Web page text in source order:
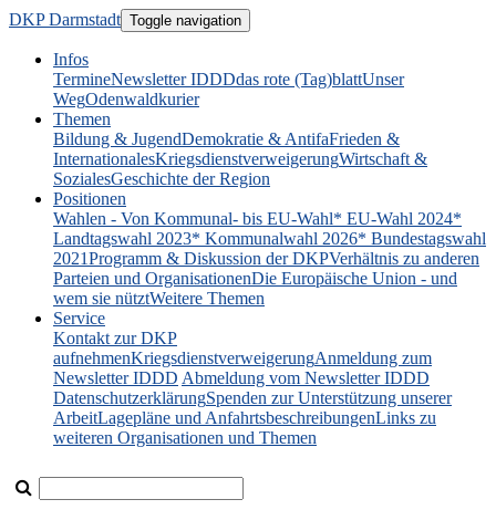
DKP Darmstadt Toggle navigation
Infos
TermineNewsletter IDDDdas rote (Tag)blattUnser
WegOdenwaldkurier
Themen
Bildung & JugendDemokratie & AntifaFrieden &
InternationalesKriegsdienstverweigerungWirtschaft &
SozialesGeschichte der Region
Positionen
Wahlen - Von Kommunal- bis EU-Wahl* EU-Wahl 2024*
Landtagswahl 2023* Kommunalwahl 2026* Bundestagswahl
2021Programm & Diskussion der DKPVerhältnis zu anderen
Parteien und OrganisationenDie Europäische Union - und
wem sie nütztWeitere Themen
Service
Kontakt zur DKP
aufnehmenKriegsdienstverweigerungAnmeldung zum
Newsletter IDDD Abmeldung vom Newsletter IDDD
DatenschutzerklärungSpenden zur Unterstützung unserer
ArbeitLagepläne und AnfahrtsbeschreibungenLinks zu
weiteren Organisationen und Themen